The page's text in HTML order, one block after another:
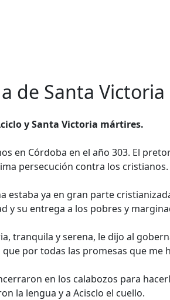
de Santa
y Santa Victoria mártires.
en Córdoba en el año 303. El
persecución contra los cristianos.
estaba ya en gran parte
y su entrega a los pobres y
tranquila y serena, le dijo al
que por todas las promesas que me
en los calabozos para
la lengua y a Acisclo el cuello.